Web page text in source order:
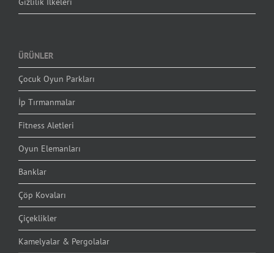
ÜRÜNLER
Çocuk Oyun Parkları
İp Tırmanmalar
Fitness Aletleri
Oyun Elemanları
Banklar
Çöp Kovaları
Çiçeklikler
Kamelyalar & Pergolalar